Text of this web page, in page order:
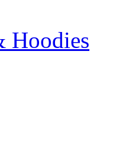
Hoodies